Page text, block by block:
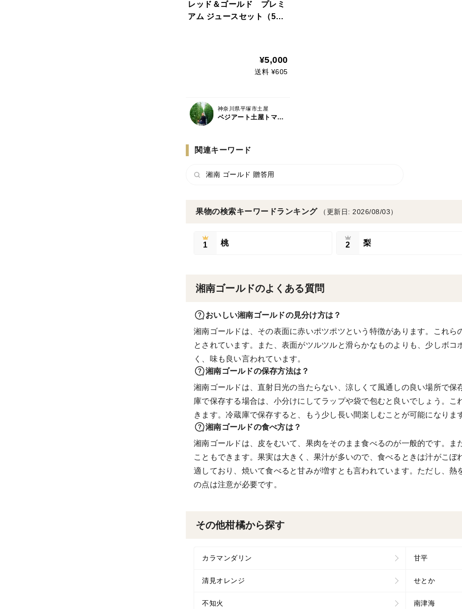
レッド＆ゴールド プレミ
アム ジュースセット（500
¥5,000
送料 ¥605
神奈川県平塚市土屋
ベジアート土屋トマトファクトリー
関連キーワード
湘南 ゴールド 贈答用
果物の検索キーワードランキング （更新日: 2026/08/03）
1 桃 2 梨
湘南ゴールドのよくある質問
おいしい湘南ゴールドの見分け方は？
湘南ゴールドは、その表面に赤いポツポツという特徴があります。これら
とされています。また、表面がツルツルと滑らかなものよりも、少しボコ
く、味も良い言われています。
湘南ゴールドの保存方法は？
湘南ゴールドは、直射日光の当たらない、涼しくて風通しの良い場所で
庫で保存する場合は、小分けにしてラップや袋で包むと良いでしょう。
きます。冷蔵庫で保存すると、もう少し長い間楽しむことが可能になりま
湘南ゴールドの食べ方は？
湘南ゴールドは、皮をむいて、果肉をそのまま食べるのが一般的です。ま
こともできます。果実は大きく、果汁が多いので、食べるときは汁がこ
適しており、焼いて食べると甘みが増すとも言われています。ただし、熱
の点は注意が必要です。
その他柑橘から探す
カラマンダリン 甘平
清見オレンジ せとか
不知火 南津海